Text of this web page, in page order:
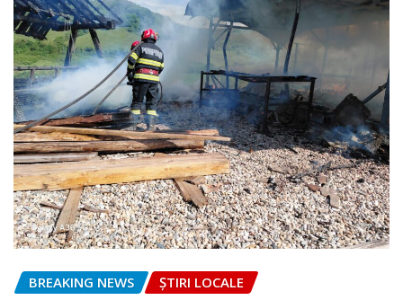
BREAKING NEWS ȘTIRI LOCALE